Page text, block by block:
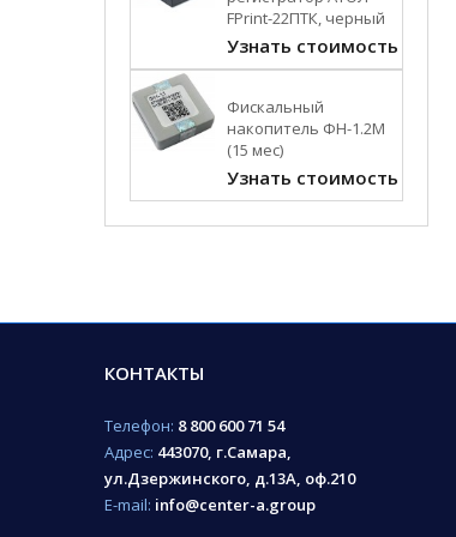
FPrint-22ПТК, черный
Узнать стоимость
Фискальный
накопитель ФН-1.2М
(15 мес)
Узнать стоимость
КОНТАКТЫ
Телефон: 8 800 600 71 54
Адрес: 443070, г.Самара,
ул.Дзержинского, д.13А, оф.210
E-mail: info@center-a.group